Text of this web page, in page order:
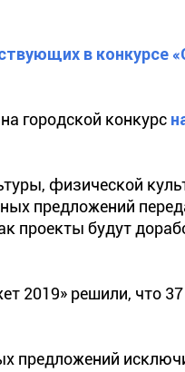
в
городской конкурс
физической
предложений
проекты будут
2019» решили, что
предложений